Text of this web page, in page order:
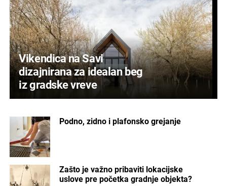
Vikendica na Savi
dizajnirana za idealan beg
iz gradske vreve
Podno, zidno i plafonsko grejanje
Zašto je važno pribaviti lokacijske
uslove pre početka gradnje objekta?